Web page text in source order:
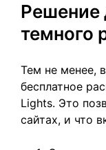
Решение
темного
Тем не менее,
бесплатное
Lights. Это
сайтах, и что